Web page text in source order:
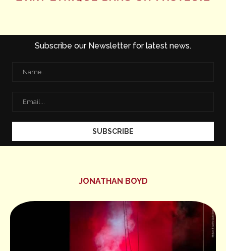
Subscribe our Newsletter for latest news.
JONATHAN BOYD